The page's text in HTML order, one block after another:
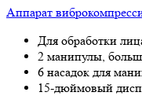
Аппарат
Для обработки
2 манипулы,
6 насадок для
15-дюймовый